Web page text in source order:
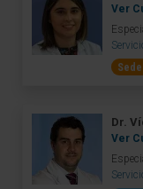
Ver
Dr.
Ver